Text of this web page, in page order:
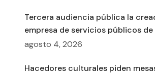
Tercera audiencia pública la
empresa de servicios públicos
agosto 4, 2026
Hacedores culturales piden